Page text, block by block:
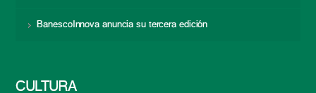
BanescoInnova anuncia su tercera edición
CULTURA